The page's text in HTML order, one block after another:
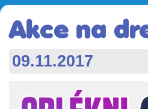
Akce na
09.11.2017